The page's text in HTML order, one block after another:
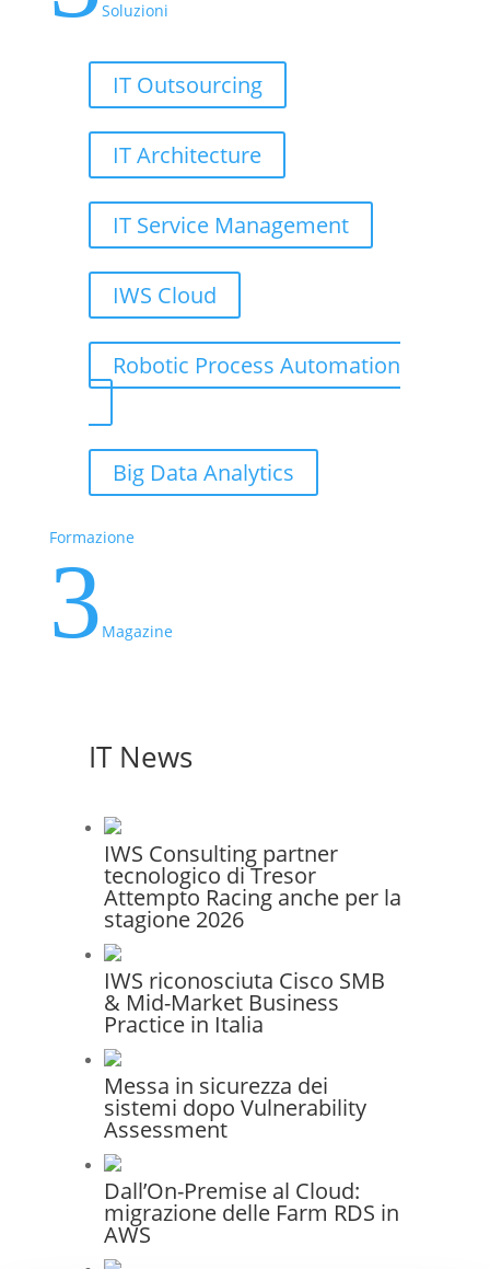
Soluzioni
IT Outsourcing
IT Architecture
IT Service Management
IWS Cloud
Robotic Process Automation
Big Data Analytics
Formazione
3 Magazine
IT News
IWS Consulting partner
tecnologico di Tresor
Attempto Racing anche per la
stagione 2026
IWS riconosciuta Cisco SMB
& Mid-Market Business
Practice in Italia
Messa in sicurezza dei
sistemi dopo Vulnerability
Assessment
Dall’On-Premise al Cloud:
migrazione delle Farm RDS in
AWS